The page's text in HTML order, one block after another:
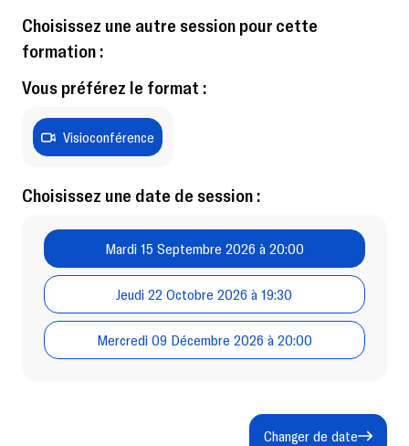
Choisissez une autre session pour cette
formation :
Vous préférez le format :
Visioconférence
Choisissez une date de session :
Mardi 15 Septembre 2026 à 20:00
Jeudi 22 Octobre 2026 à 19:30
Mercredi 09 Décembre 2026 à 20:00
Changer de date